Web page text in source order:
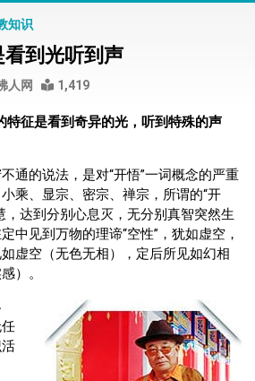
知识
到光听到声
人网 1,419
特征是看到奇异的光，听到特殊的声
通的说法，是对“开悟”一词概念的严重
乘、显宗、密宗、禅宗，所谓的“开
，达到分别心息灭，无分别真智突然生
中见到万物的理谛“空性”，犹如虚空，
虚空（无色无相），定后所见如幻相
）。